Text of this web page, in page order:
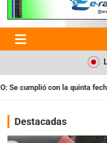
Electrónica
Argentina
en Santiago IAME
Destacadas